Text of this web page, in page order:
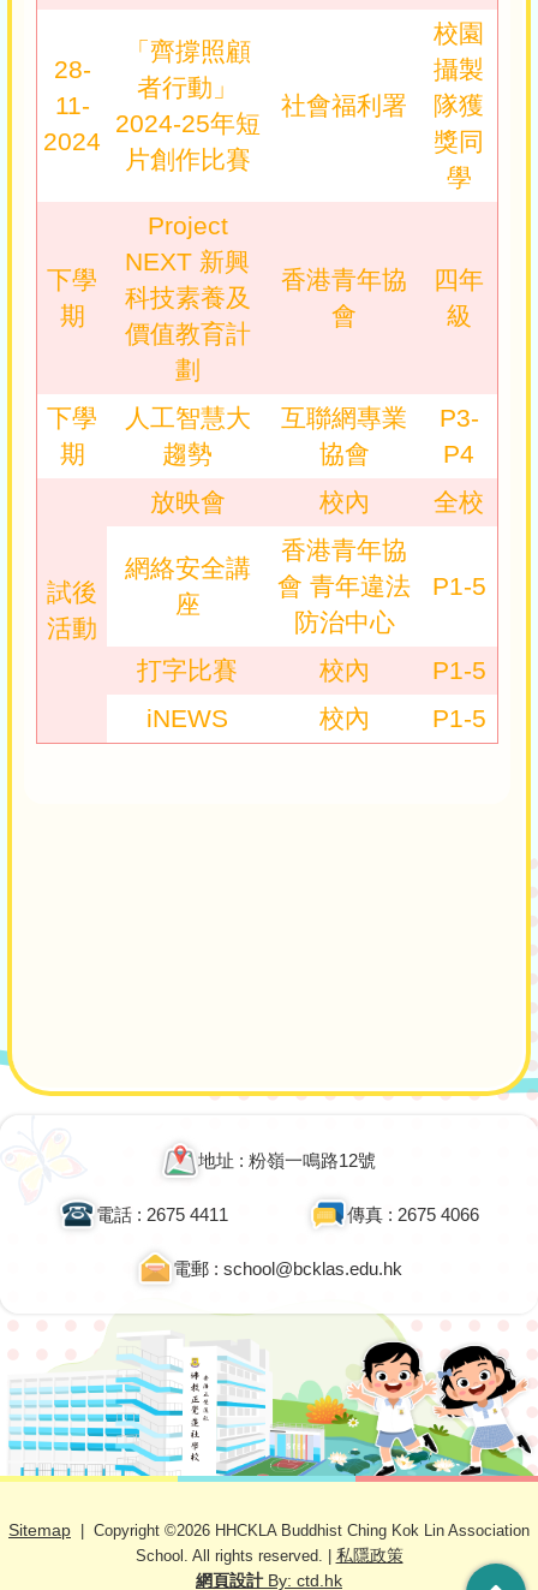
28-
11-
2024
「齊撐照顧
者行動」
2024-25年短
片創作比賽
社會福利署
校園
攝製
隊獲
獎同
學
下學
期
Project
NEXT 新興
科技素養及
價值教育計
劃
香港青年協
會
四年
級
下學
期
人工智慧大
趨勢
互聯網專業
協會
P3-
P4
試後
活動
放映會 校內 全校
網絡安全講
座
香港青年協
會 青年違法
防治中心
P1-5
打字比賽 校內
P1-5
iNEWS
校內 P1-5
地址 : 粉嶺一鳴路12號
電話 : 2675 4411 傳真 : 2675 4066
電郵 : school@bcklas.edu.hk
Sitemap | Copyright ©2026 HHCKLA Buddhist Ching Kok Lin Association
School. All rights reserved. | 私隱政策
網頁設計By: ctd.hk